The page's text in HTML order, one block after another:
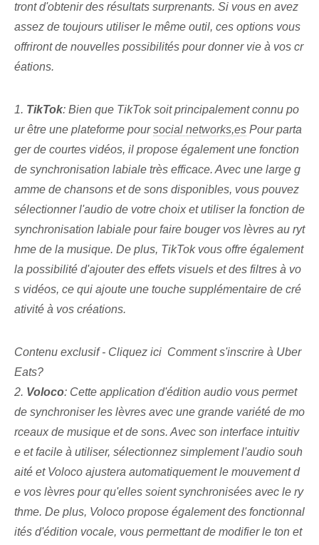
tront d'obtenir des résultats surprenants. Si vous en avez
assez de toujours utiliser le même outil, ces options vous
offriront de nouvelles possibilités pour donner vie à vos cr
éations.
1. TikTok: Bien que TikTok soit principalement connu po
ur être une plateforme poursocial networks,es Pour parta
ger de courtes vidéos, il propose également une fonction
de synchronisation labiale très efficace. Avec une large g
amme de chansons et de sons disponibles, vous pouvez
sélectionner l'audio de votre choix et utiliser la fonction de
synchronisation labiale pour faire bouger vos lèvres au ryt
hme de la musique. De plus, TikTok vous offre également
la possibilité d'ajouter des effets visuels et des filtres à vo
s vidéos, ce qui ajoute une touche supplémentaire de cré
ativité à vos créations.
Contenu exclusif - Cliquez ici Comment s'inscrire à Uber
Eats?
2. Voloco: Cette application d'édition audio vous permet
de synchroniser les lèvres avec une grande variété de mo
rceaux de musique et de sons. Avec son interface intuitiv
e et facile à utiliser, sélectionnez simplement l'audio souh
aité et Voloco ajustera automatiquement le mouvement d
e vos lèvres pour qu'elles soient synchronisées avec le ry
thme. De plus, Voloco propose également des fonctionnal
ités d'édition vocale, vous permettant de modifier le ton et